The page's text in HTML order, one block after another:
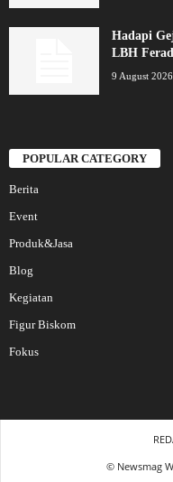
Hadapi
LBH
9 August 2026
POPULAR CATEGORY
Berita
Event
Produk&Jasa
Blog
Kegiatan
Figur Biskom
Fokus
© Newsmag